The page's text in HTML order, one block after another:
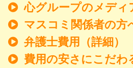
心グループのメディ
マスコミ関係者の方
弁護士費用（詳細）
費用の安さにこだわ